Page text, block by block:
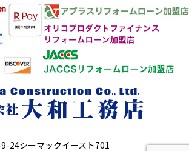
24シーマックイースト701